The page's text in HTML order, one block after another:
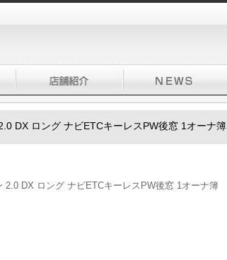
DX ロング ナビETCキーレスPW後窓 1オーナ簿
DX ロング ナビETCキーレスPW後窓 1オーナ簿